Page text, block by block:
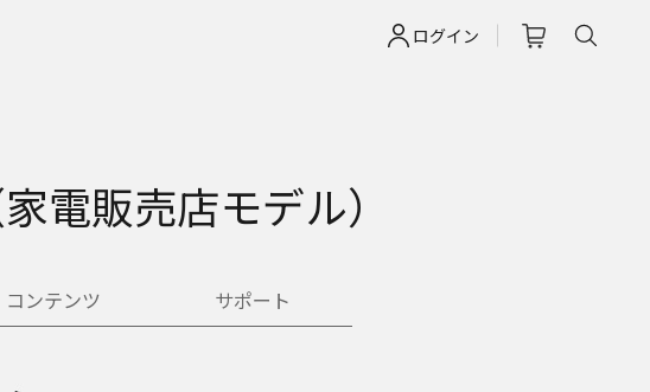
ログイン
電販売店モデル）
コンテンツ サポート